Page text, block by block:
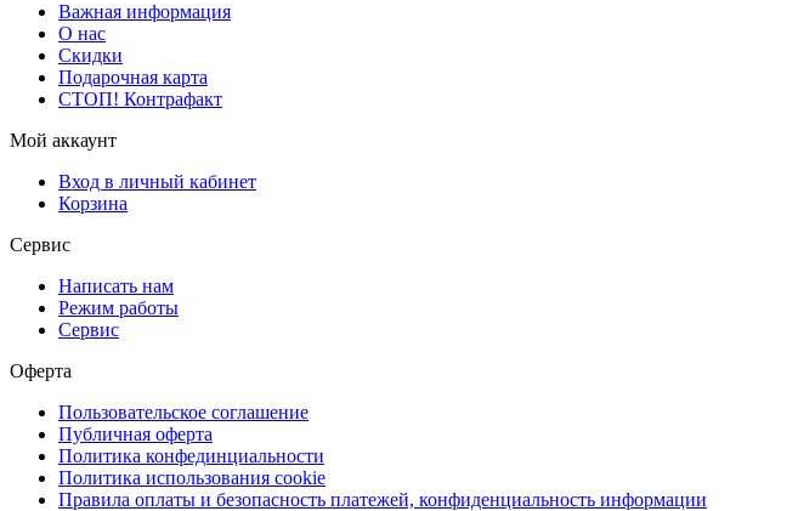
Важная информация
О нас
Скидки
Подарочная карта
СТОП! Контрафакт
Мой аккаунт
Вход в личный кабинет
Корзина
Сервис
Написать нам
Режим работы
Сервис
Оферта
Пользовательское соглашение
Публичная оферта
Политика конфединциальности
Политика использования cookie
Правила оплаты и безопасность платежей, конфиденциальность информации